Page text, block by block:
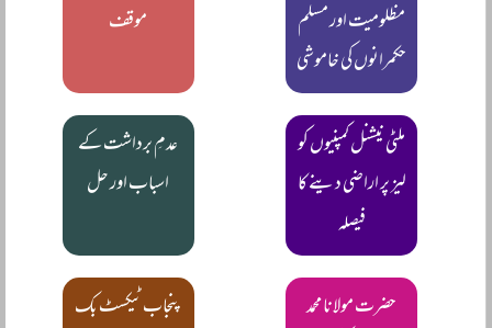
مظلومیت اور مسلم
حکمرانوں کی خاموشی
موقف
ملٹی نیشنل کمپنیوں کو
لیز پر اراضی دینے کا
فیصلہ
عدمِ برداشت کے
اسباب اور حل
حضرت مولانا محمد
پنجاب ٹیکسٹ بک